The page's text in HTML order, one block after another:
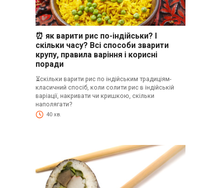
⏰ як варити рис по-індійськи? І
скільки часу? Всі способи зварити
крупу, правила варіння і корисні
поради
⏳скільки варити рис по індійським традиціям-
класичний спосіб, коли солити рис в індійській
варіації, накривати чи кришкою, скільки
наполягати?
40 хв.